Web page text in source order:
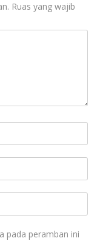
Ruas yang wajib
pada peramban ini